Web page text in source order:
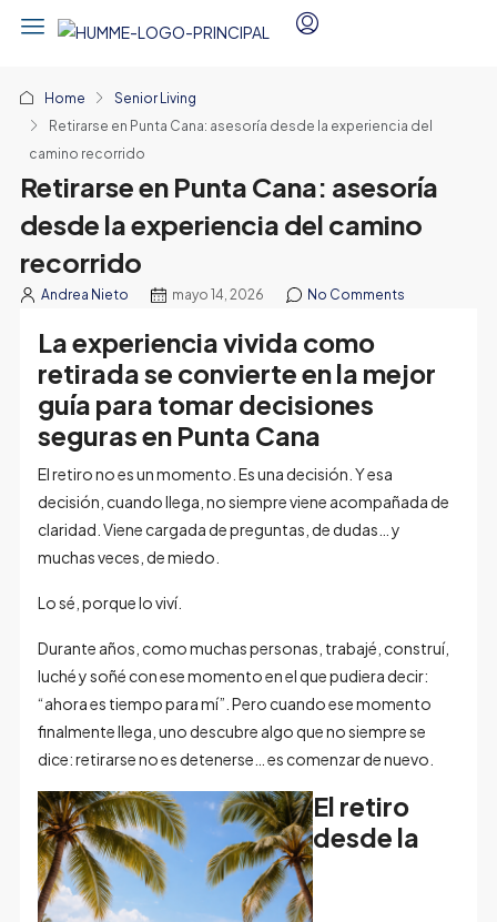
Home
Senior Living
Retirarse en Punta Cana: asesoría desde la experiencia del
camino recorrido
Retirarse en Punta Cana: asesoría
desde la experiencia del camino
recorrido
Andrea Nieto mayo 14, 2026 No Comments
La experiencia vivida como
retirada se convierte en la mejor
guía para tomar decisiones
seguras en Punta Cana
El retiro no es un momento. Es una decisión. Y esa
decisión, cuando llega, no siempre viene acompañada de
claridad. Viene cargada de preguntas, de dudas… y
muchas veces, de miedo.
Lo sé, porque lo viví.
Durante años, como muchas personas, trabajé, construí,
luché y soñé con ese momento en el que pudiera decir:
“ahora es tiempo para mí”. Pero cuando ese momento
finalmente llega, uno descubre algo que no siempre se
dice: retirarse no es detenerse… es comenzar de nuevo.
El retiro
desde la